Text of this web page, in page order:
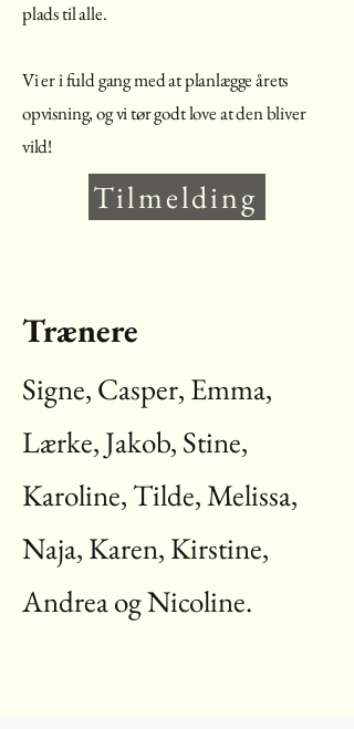
plads til alle.
Vi er i fuld gang med at planlægge årets
opvisning, og vi tør godt love at den bliver
vild!
Tilmelding
Trænere
Signe, Casper, Emma,
Lærke, Jakob, Stine,
Karoline, Tilde, Melissa,
Naja, Karen, Kirstine,
Andrea og Nicoline.